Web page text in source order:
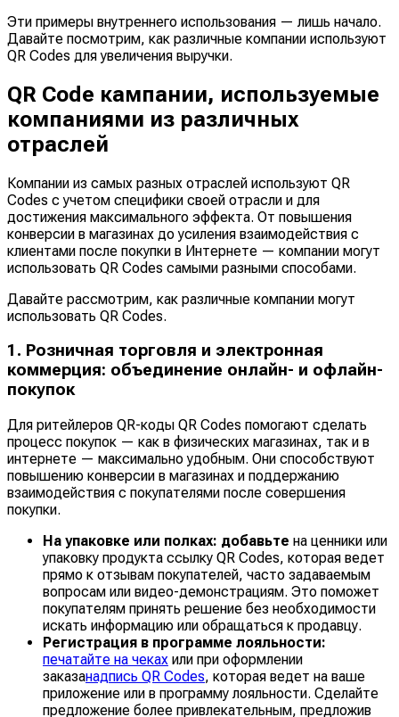
Эти примеры внутреннего использования — лишь начало.
Давайте посмотрим, как различные компании используют
QR Codes для увеличения выручки.
QR Code кампании, используемые
компаниями из различных
отраслей
Компании из самых разных отраслей используют QR
Codes с учетом специфики своей отрасли и для
достижения максимального эффекта. От повышения
конверсии в магазинах до усиления взаимодействия с
клиентами после покупки в Интернете — компании могут
использовать QR Codes самыми разными способами.
Давайте рассмотрим, как различные компании могут
использовать QR Codes.
1. Розничная торговля и электронная
коммерция: объединение онлайн- и офлайн-
покупок
Для ритейлеров QR-коды QR Codes помогают сделать
процесс покупок — как в физических магазинах, так и в
интернете — максимально удобным. Они способствуют
повышению конверсии в магазинах и поддержанию
взаимодействия с покупателями после совершения
покупки.
На упаковке или полках: добавьте на ценники или
упаковку продукта ссылку QR Codes, которая ведет
прямо к отзывам покупателей, часто задаваемым
вопросам или видео-демонстрациям. Это поможет
покупателям принять решение без необходимости
искать информацию или обращаться к продавцу.
Регистрация в программе лояльности:
печатайте на чеках или при оформлении
заказанадпись QR Codes, которая ведет на ваше
приложение или в программу лояльности. Сделайте
предложение более привлекательным, предложив